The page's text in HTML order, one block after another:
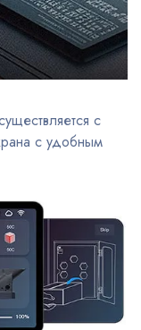
с
с удобным